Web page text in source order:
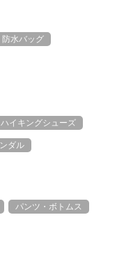
防水バッグ
ハイキングシューズ
ダル
パンツ・ボトムス